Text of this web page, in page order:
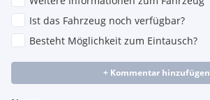
Ist das Fahrzeug noch verfügbar?
Besteht Möglichkeit zum Eintausch?
+ Kommentar hinzufügen